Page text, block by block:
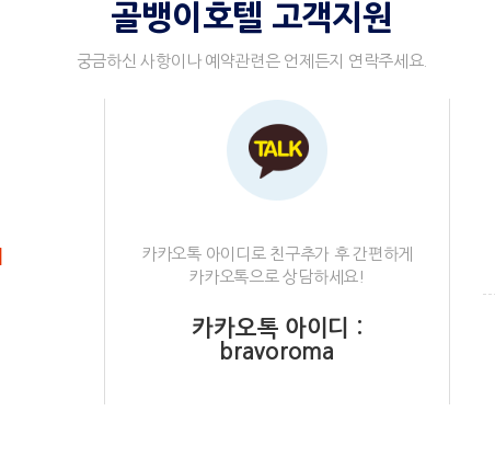
골뱅이호텔 고객지원
궁금하신 사항이나 예약관련은 언제든지 연락주세요.
카카오톡 아이디로 친구추가 후 간편하게
카카오톡으로 상담하세요!
카카오톡 아이디 :
bravoroma